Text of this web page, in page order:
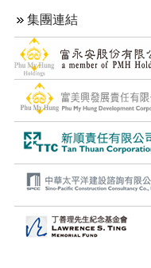
集團連結